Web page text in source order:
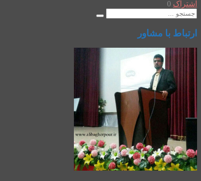
اشتراک 0
ارتباط با مشاور